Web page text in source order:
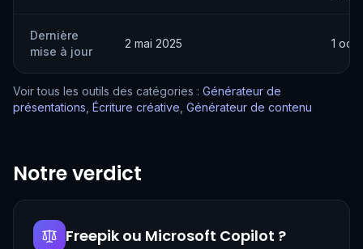
Dernière
mise à jour
2 mai 2025 1
Voir tous les outils des catégories : Générateur de
présentations Écriture créative Générateur de contenu
Notre verdict
Freepik ou Microsoft Copilot ?